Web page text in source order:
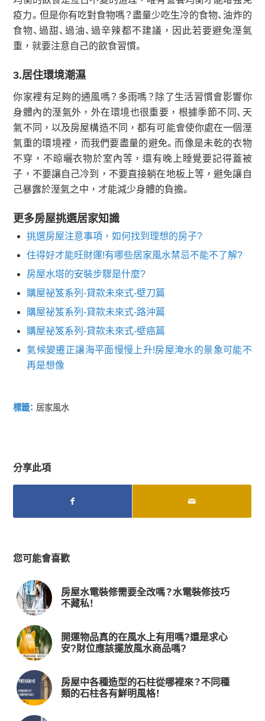
疫力。但是你有吃對食物嗎？盡量少吃生冷的食物、油炸的
食物、過甜、過油、過辛辣都不建議，因此若要避免溼氣
重，就要注意自己的飲食習慣。
3.居住環境潮濕
你家裡有足夠的通風嗎？多雨嗎？除了生活習慣會影響你
身體內的溼氣外，外在環境也很重要，根據季節不同、天
氣不同，以及房屋構造不同，都有可能會使你處在一個溼
氣重的環境裡，而我們要盡量的避免。而像是未乾的衣物
不穿，不晾曬衣物於室內等，還有晚上睡覺要記得蓋被
子，不要讓自己冷到，不要直接躺在地板上等，避免讓自
己暴露於溼氣之中，才能減少身體的負擔。
更多房屋挑選居家知識
挑選房屋注意事項，如何找到理想的房子?
住得好才能旺財運!有哪些居家風水禁忌不能不了解?
房屋水塔的安裝步驟是什麼?
購屋祕笈系列-貸款未來式-壁刀篇
購屋祕笈系列-貸款未來式-路沖篇
購屋祕笈系列-貸款未來式-壁癌篇
氣候變遷正讓海平面慢慢上升!房屋淹水的景象可能不
再是想像
標籤： 居家風水
分享此項
您可能會喜歡
房屋水電裝修需要全改嗎？水電裝修技巧
不藏私！
開運物品真的在風水上有用嗎?還是求心
安?財位應該擺放風水商品嗎?
房屋中各種造型的石柱從哪裡來？不同種
類的石柱各有鮮明風格！